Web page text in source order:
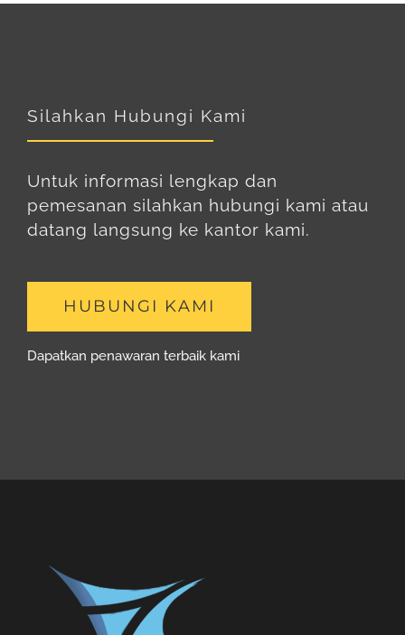
Silahkan Hubungi Kami
Untuk informasi lengkap dan
pemesanan silahkan hubungi kami atau
datang langsung ke kantor kami.
HUBUNGI KAMI
Dapatkan penawaran terbaik kami